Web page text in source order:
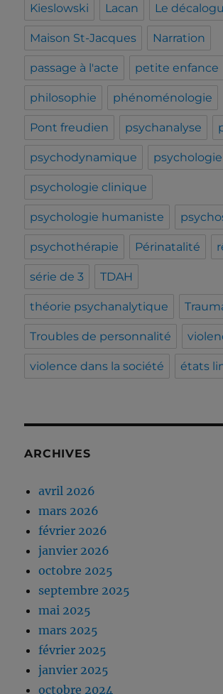
Kieslowski Lacan Le
Maison St-Jacques Narration
passage à l'acte petite enfance
philosophie phénoménologie
Pont freudien psychanalyse
psychodynamique psychologie
psychologie clinique
psychologie humaniste
psychothérapie Périnatalité
série de 3 TDAH
théorie psychanalytique
Troubles de personnalité
violence dans la société états
ARCHIVES
avril 2026
mars 2026
février 2026
janvier 2026
octobre 2025
septembre 2025
mai 2025
mars 2025
février 2025
janvier 2025
octobre 2024